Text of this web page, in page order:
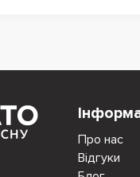
Про нас
Відгуки